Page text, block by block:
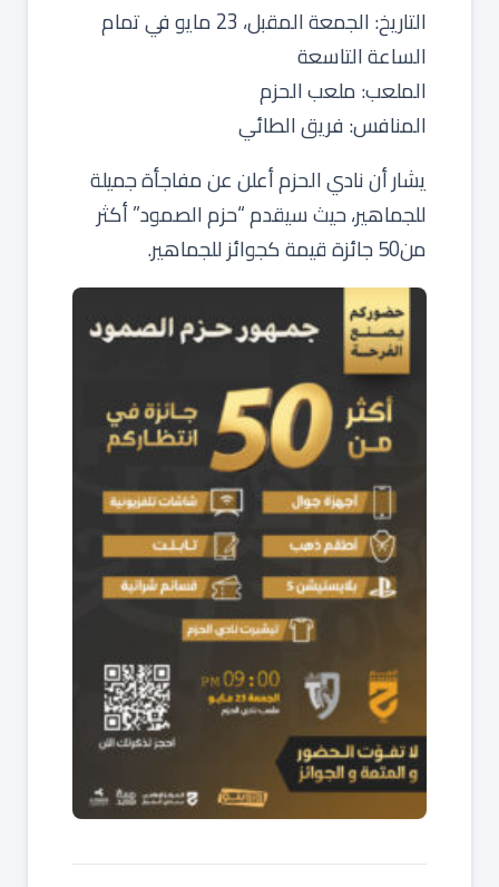
التاريخ: الجمعة المقبل، 23 مايو في تمام
الساعة التاسعة
الملعب: ملعب الحزم
المنافس: فريق الطائي
يشار أن نادي الحزم أعلن عن مفاجأة جميلة
للجماهير، حيث سيقدم “حزم الصمود” أكثر
من50 جائزة قيمة كجوائز للجماهير.